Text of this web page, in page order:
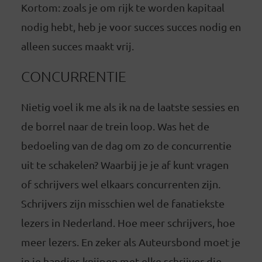
Kortom: zoals je om rijk te worden kapitaal
nodig hebt, heb je voor succes succes nodig en
alleen succes maakt vrij.
CONCURRENTIE
Nietig voel ik me als ik na de laatste sessies en
de borrel naar de trein loop. Was het de
bedoeling van de dag om zo de concurrentie
uit te schakelen? Waarbij je je af kunt vragen
of schrijvers wel elkaars concurrenten zijn.
Schrijvers zijn misschien wel de fanatiekste
lezers in Nederland. Hoe meer schrijvers, hoe
meer lezers. En zeker als Auteursbond moet je